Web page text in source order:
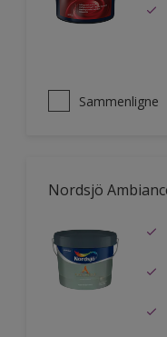
Sammenligne
Nordsjö